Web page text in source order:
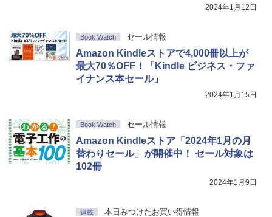
2024年1月12日
Book Watch セール情報
Amazon Kindleストアで4,000冊以上が
最大70％OFF！「Kindle ビジネス・ファ
イナンス本セール」
2024年1月15日
Book Watch セール情報
Amazon Kindleストア「2024年1月の月
替わりセール」が開催中！ セール対象は
102冊
2024年1月9日
連載 本日みつけたお買い得情報